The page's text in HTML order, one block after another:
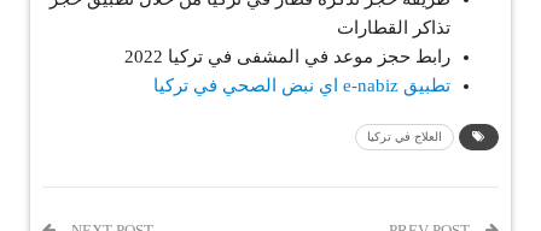
تذاكر القطارات
رابط حجز موعد في المشفى في تركيا 2022
تطبيق e-nabiz اي نبض الصحي في تركيا
العلاج في تركيا